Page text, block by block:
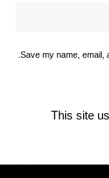
Save my name, email,
This site